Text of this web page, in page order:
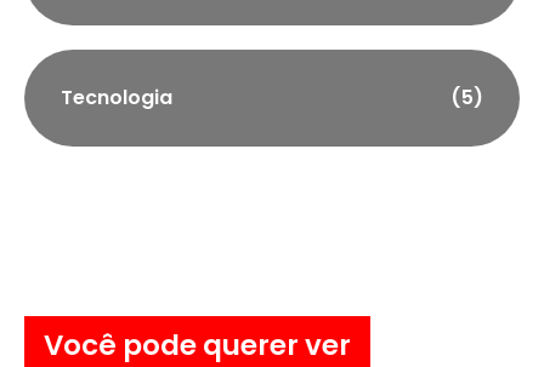
Tecnologia (5)
Você pode querer ver